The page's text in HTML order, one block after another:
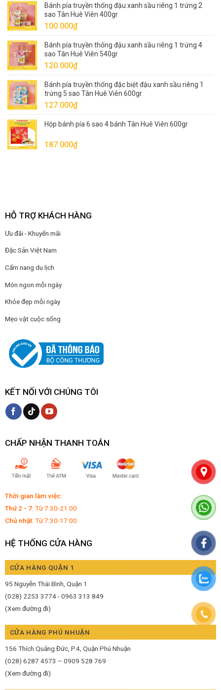
là:
90.000₫.
tại
là:
Bánh pía truyền thống đậu xanh sầu riêng 1 trứng 2
sao Tân Huê Viên 400gr
100.000₫
Bánh pía truyền thống đậu xanh sầu riêng 1 trứng 4
sao Tân Huê Viên 540gr
120.000₫
Bánh pía truyền thống đặc biệt đậu xanh sầu riêng 1
trứng 5 sao Tân Huê Viên 600gr
127.000₫
Hộp bánh pía 6 sao 4 bánh Tân Huê Viên 600gr
187.000₫
HỖ TRỢ KHÁCH HÀNG
Ưu đãi - Khuyến mãi
Đặc Sản Việt Nam
Cẩm nang du lịch
Món ngon mỗi ngày
Khỏe đẹp mỗi ngày
Mẹo vặt cuộc sống
KẾT NỐI VỚI CHÚNG TÔI
CHẤP NHẬN THANH TOÁN
Thời gian làm việc:
Thứ 2 - 7:Từ 7:30-21:00
Chủ nhật:Từ 7:30-17:00
HỆ THỐNG CỬA HÀNG
CỬA HÀNG QUẬN 1
95 Nguyễn Thái Bình, Quận 1
(028) 2253 3774 - 0963 313 849
(Xem đường đi)
CỬA HÀNG PHÚ NHUẬN
156 Thích Quảng Đức, P.4, Quận Phú Nhuận
(028) 6287 4573 – 0909 528 769
(Xem đường đi)